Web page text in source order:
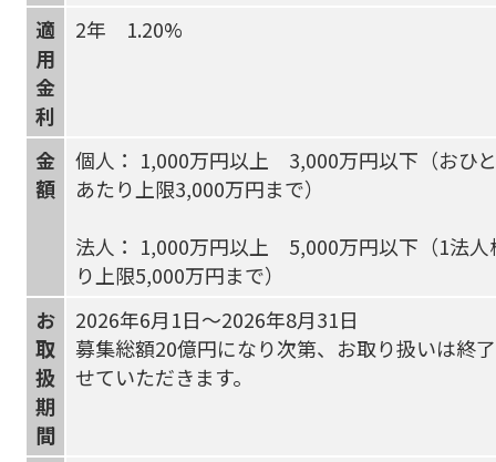
適
用
金
利
2年 1.20%
金
額
個人： 1,000万円以上 3,000万円以下（おひ
あたり上限3,000万円まで）
法人： 1,000万円以上 5,000万円以下（1法人
り上限5,000万円まで）
お
取
扱
期
間
2026年6月1日～2026年8月31日
募集総額20億円になり次第、お取り扱いは終
せていただきます。